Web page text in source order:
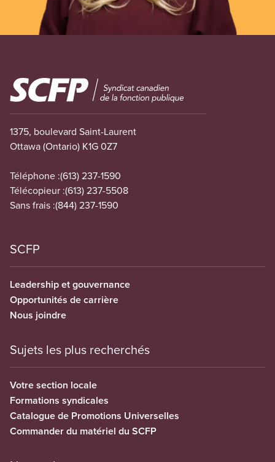
Image
1375, boulevard Saint-Laurent
Ottawa (Ontario) K1G 0Z7
Téléphone :(613) 237-1590
Télécopieur :(613) 237-5508
Sans frais :(844) 237-1590
SCFP
Leadership et gouvernance
Opportunités de carrière
Nous joindre
Sujets les plus recherchés
Votre section locale
Formations syndicales
Catalogue de Promotions Universelles
Commander du matériel du SCFP